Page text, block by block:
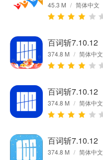
45.3 M / 简体中文
百词斩7.10.12
374.8 M / 简体中文
百词斩7.10.12
374.8 M / 简体中文
百词斩7.10.12
374.8 M / 简体中文